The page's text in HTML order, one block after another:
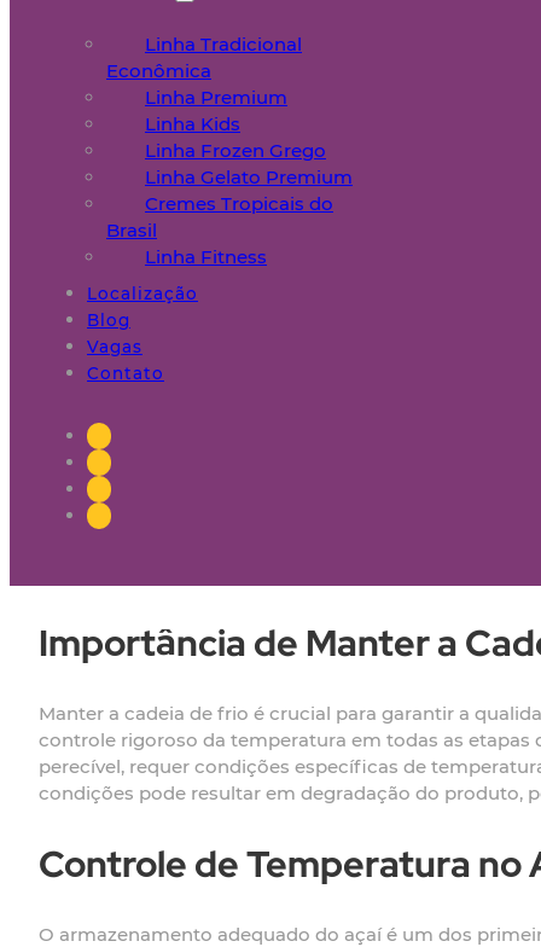
Linha Tradicional
Econômica
Linha Premium
Linha Kids
Linha Frozen Grego
Linha Gelato Premium
Cremes Tropicais do
Brasil
Linha Fitness
Localização
Blog
Vagas
Contato
Importância de Manter a
Manter a cadeia de frio é crucial para garantir a
controle rigoroso da temperatura em todas as
perecível, requer condições específicas de
condições pode resultar em degradação do produto,
Controle de Temperatura no
O armazenamento adequado do açaí é um dos